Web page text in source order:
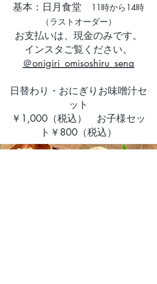
基本：日月食堂
11時から14時
（ラストオーダー）
お支払いは、現金のみです。
インスタご覧ください。
＠onigiri_omisoshiru_sena
日替わり・おにぎりお味噌汁セ
ット
​￥1,000（税込） お子様セッ
ト￥800（税込）